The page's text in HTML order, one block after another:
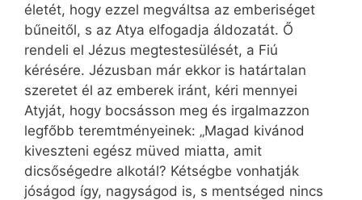
életét, hogy ezzel megváltsa az emberiséget
bűneitől, s az Atya elfogadja áldozatát. Ő
rendeli el Jézus megtestesülését, a Fiú
kérésére. Jézusban már ekkor is határtalan
szeretet él az emberek iránt, kéri mennyei
Atyját, hogy bocsásson meg és irgalmazzon
legfőbb teremtményeinek: „Magad kivánod
kiveszteni egész müved miatta, amit
dicsőségedre alkotál? Kétségbe vonhatják
jóságod így, nagyságod is, s mentséged nincs